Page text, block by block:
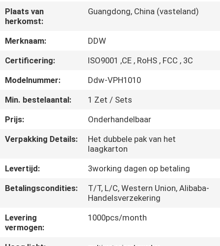
FABRIEKSREIS
KWALITEITSCONTROLE
ONS
NIEUWS
OM
EEN
CASE
Plaats van
herkomst:
Guangdong, China (vasteland)
Merknaam:
DDW
Certificering:
ISO9001 ,CE , RoHS , FCC , 3C
Modelnummer:
Ddw-VPH1010
Min. bestelaantal:
1 Zet / Sets
Prijs:
Onderhandelbaar
Verpakking Details:
Het dubbele pak van het
laagkarton
Levertijd:
3working dagen op betaling
Betalingscondities:
T/T, L/C, Western Union, Alibaba-
Handelsverzekering
Levering
vermogen:
1000pcs/month